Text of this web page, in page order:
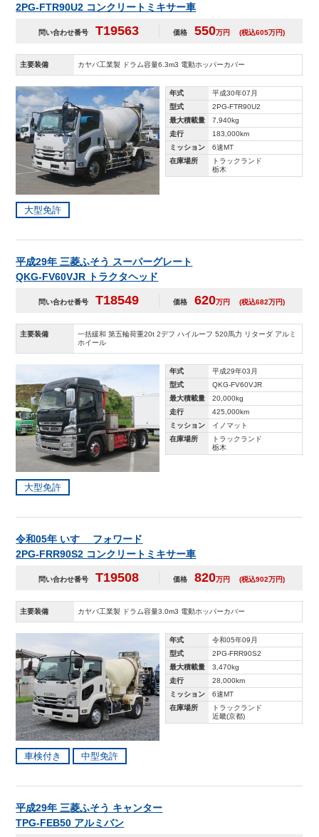
2PG-FTR90U2 コンクリートミキサー車
問い合わせ番号 T19563 価格 550万円 (税込605万円)
主要装備 カヤバ工業製 ドラム容量6.3m3 電動ホッパーカバー
年式
平成30年07月
型式
2PG-FTR90U2
最大積載量
7,940kg
走行
183,000km
ミッション
6速MT
在庫場所
トラックランド
栃木
大型免許
平成29年 三菱ふそう スーパーグレート
QKG-FV60VJR トラクタヘッド
問い合わせ番号 T18549 価格 620万円 (税込682万円)
主要装備
一括緩和 第五輪荷重20t 2デフ ハイルーフ 520馬力 リターダ アルミ
ホイール
年式
平成29年03月
型式
QKG-FV60VJR
最大積載量
20,000kg
走行
425,000km
ミッション
イノマット
在庫場所
トラックランド
栃木
大型免許
令和05年 いすゞ フォワード
2PG-FRR90S2 コンクリートミキサー車
問い合わせ番号 T19508 価格 820万円 (税込902万円)
主要装備 カヤバ工業製 ドラム容量3.0m3 電動ホッパーカバー
年式
令和05年09月
型式
2PG-FRR90S2
最大積載量
3,470kg
走行
28,000km
ミッション
6速MT
在庫場所
トラックランド
近畿(京都)
車検付き 中型免許
平成29年 三菱ふそう キャンター
TPG-FEB50 アルミバン